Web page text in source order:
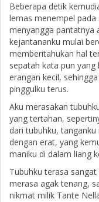
Beberapa detik
lemas menempel
menyangga pantatnya
kejantananku mulai
memberitahukan hal
sepatah kata pun
erangan kecil,
pinggulku terus.
Aku merasakan
yang tertahan,
dari tubuhku,
dengan erat, yang
maniku di dalam liang
Tubuhku terasa
merasa agak tenang,
nikmat milik Tante